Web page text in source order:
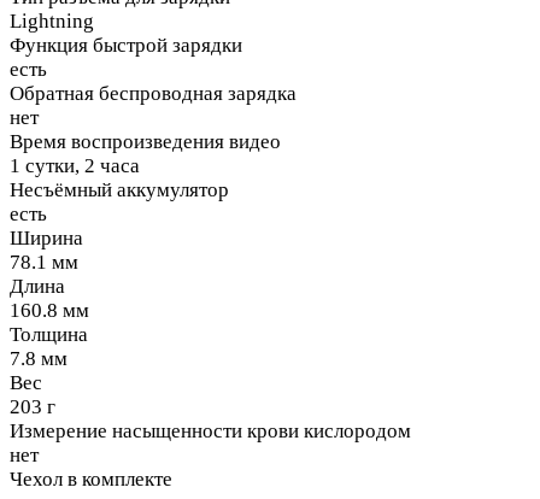
Lightning
Функция быстрой зарядки
есть
Обратная беспроводная зарядка
нет
Время воспроизведения видео
1 сутки, 2 часа
Несъёмный аккумулятор
есть
Ширина
78.1 мм
Длина
160.8 мм
Толщина
7.8 мм
Вес
203 г
Измерение насыщенности крови кислородом
нет
Чехол в комплекте